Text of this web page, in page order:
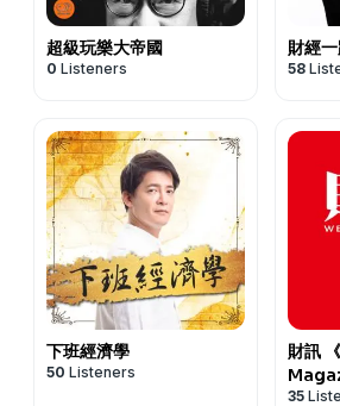
超級玩樂大帝國
0 Listeners
財經
58
下班經濟學
50 Listeners
財訊
35